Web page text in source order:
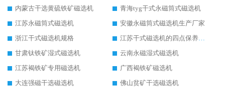
内蒙古干选黄硫铁矿磁选机
青海tyg干式永磁筒式磁选机
江苏永磁筒式磁选机
安徽永磁筒式磁选机生产厂家
浙江干式磁选机规格
江苏干式磁选机的四点保养秘籍
甘肃钛铁矿湿式磁选机
云南永磁湿式磁选机
江苏褐铁矿专用磁选机
广西褐铁矿磁选机
大连强磁干选磁选机
佛山贫矿干选磁选机